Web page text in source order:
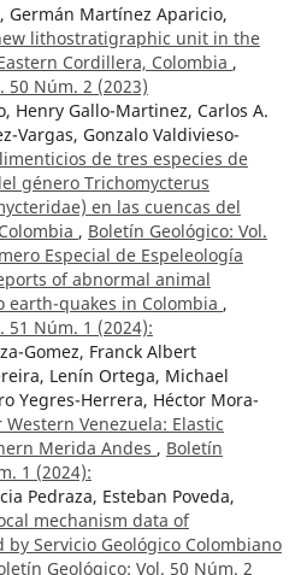
Germán Martínez Aparicio,
lithostratigraphic unit in the
Cordillera, Colombia ,
50 Núm. 2 (2023)
Henry Gallo-Martinez, Carlos A.
Vargas, Gonzalo Valdivieso-
de tres especies de
género Trichomycterus
en las cuencas del
, Boletín Geológico: Vol.
Especial de Espeleología
of abnormal animal
quakes in Colombia ,
51 Núm. 1 (2024):
Gomez, Franck Albert
Lenín Ortega, Michael
Yegres-Herrera, Héctor Mora-
Venezuela: Elastic
Merida Andes , Boletín
1 (2024):
Pedraza, Esteban Poveda,
mechanism data of
Servicio Geológico Colombiano
Geológico: Vol. 50 Núm. 2